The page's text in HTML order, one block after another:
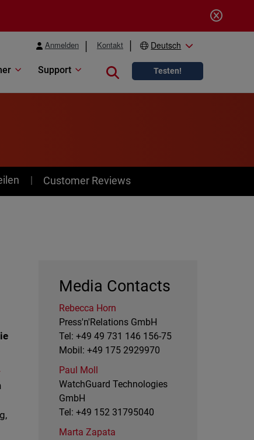
Anmelden Kontakt Deutsch
Support Close search
Testen!
Customer Reviews
Media Contacts
Rebecca Horn
Press'n'Relations GmbH
Tel: +49 49 731 146 156-75
Mobil: +49 175 2929970
Paul Moll
WatchGuard Technologies
GmbH
Tel: +49 152 31795040
Marta Zapata